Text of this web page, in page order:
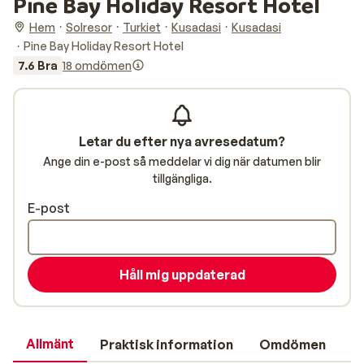
Hem Solresor Turkiet Kusadasi
Kusadasi
Pine Bay Holiday Resort Hotel
7.6 Bra 18 omdömen
Allmänt Praktisk information Omdömen
Letar du efter nya avresedatum?
Ange din e-post så meddelar vi dig när datumen blir
tillgängliga.
E-post
Håll mig uppdaterad